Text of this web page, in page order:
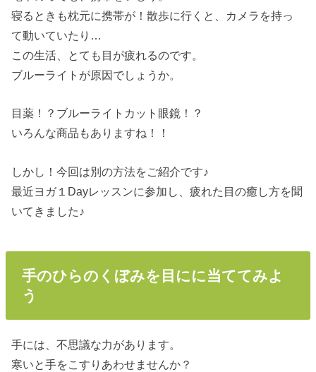
寝るときも枕元に携帯が！散歩に行くと、カメラを持っ
て動いていたり…
この生活、とても目が疲れるのです。
ブルーライトが原因でしょうか。
目薬！？ブルーライトカット眼鏡！？
いろんな商品もありますね！！
しかし！今回は別の方法をご紹介です♪
最近ヨガ１Dayレッスンに参加し、疲れた目の癒し方を聞
いてきました♪
手のひらのくぼみを目にに当ててみよ
う
手には、不思議な力があります。
寒いと手をこすりあわせませんか？